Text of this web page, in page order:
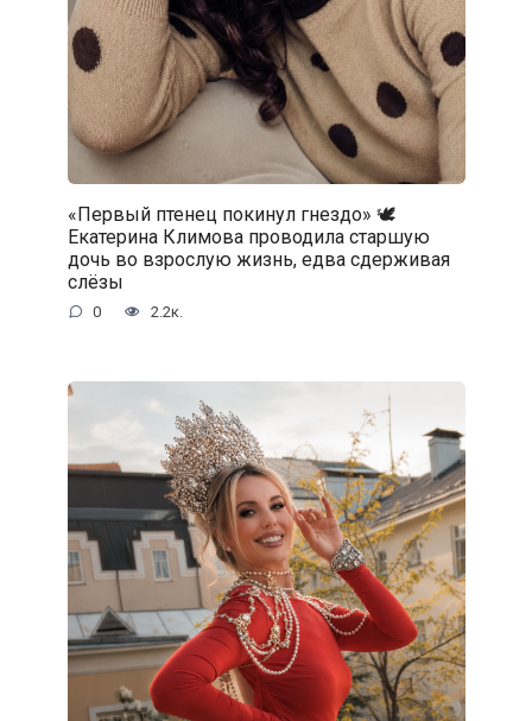
«Первый птенец покинул гнездо» 🕊️
Екатерина Климова проводила старшую
дочь во взрослую жизнь, едва сдерживая
слёзы
0 2.2к.